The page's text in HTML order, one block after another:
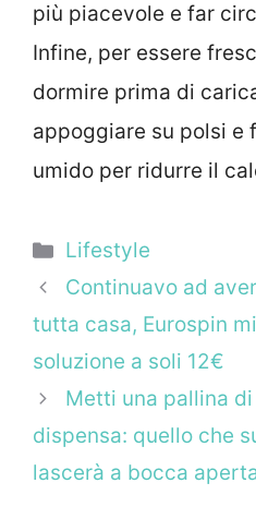
più piacevole e far
Infine, per essere
dormire prima di
appoggiare su polsi e
umido per ridurre il
Categorie
Lifestyle
Continuavo ad
tutta casa, Eurospin
soluzione a soli 12€
Metti una pallina
dispensa: quello che
lascerà a bocca